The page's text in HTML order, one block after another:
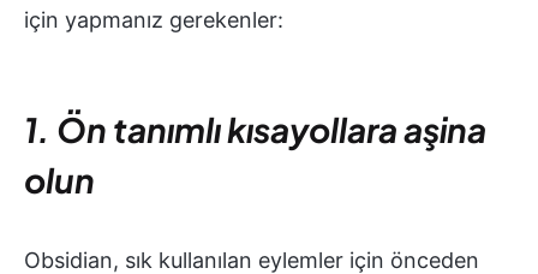
için yapmanız gerekenler:
1. Ön tanımlı kısayollara aşina
olun
Obsidian, sık kullanılan eylemler için önceden